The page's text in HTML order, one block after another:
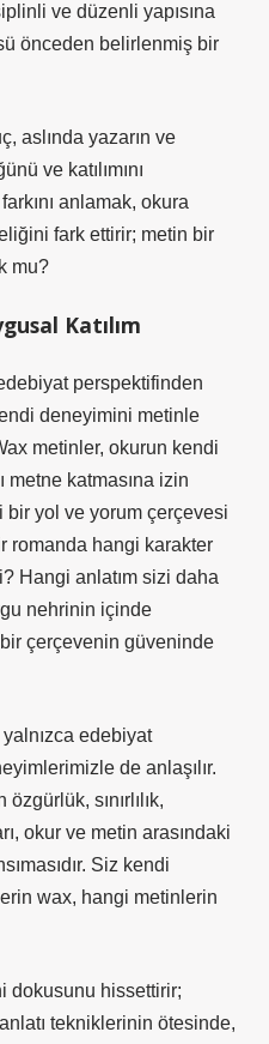
ve düzenli yapısına
önceden belirlenmiş bir
aslında yazarın ve
ve katılımını
anlamak, okura
fark ettirir; metin bir
mu?
Katılım
perspektifinden
deneyimini metinle
metinler, okurun kendi
metne katmasına izin
yol ve yorum çerçevesi
romanda hangi karakter
Hangi anlatım sizi daha
nehrinin içinde
çerçevenin güveninde
edebiyat
de anlaşılır.
sınırlılık,
okur ve metin arasındaki
Siz kendi
wax, hangi metinlerin
dokusunu hissettirir;
tekniklerinin ötesinde,